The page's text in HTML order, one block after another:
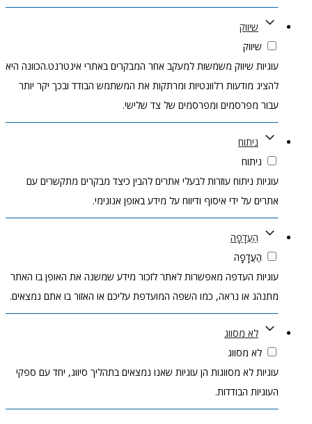
שיווק
שיווק
עוגיות שיווק משמשות למעקב אחר המבקרים באתרי אינטרנט.הכוונה היא
להציג מודעות רלוונטיות ומרתקות את המשתמש הבודד ובכך יקר יותר
עבור מפרסמים ומפרסמים של צד שלישי.
ניתוח
ניתוח
עוגיות ניתוח עוזרות לבעלי אתרים להבין כיצד מבקרים מתקשרים עם
אתרים על ידי איסוף ודיווח על מידע באופן אנונימי.
הַעֲדָפָה
הַעֲדָפָה
עוגיות העדפה מאפשרות לאתר לזכור מידע שמשנה את האופן בו האתר
מתנהג או נראה, כמו השפה המועדפת עליכם או האזור בו אתם נמצאים.
לא מסווג
לא מסווג
עוגיות לא מסווגות הן עוגיות שאנו נמצאים בתהליך סיווג, יחד עם ספקי
העוגיות הבודדות.